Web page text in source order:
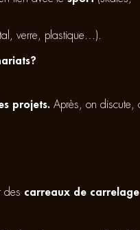
verre, plastique…).
projets. Après, on discute,
des carreaux de carrelage